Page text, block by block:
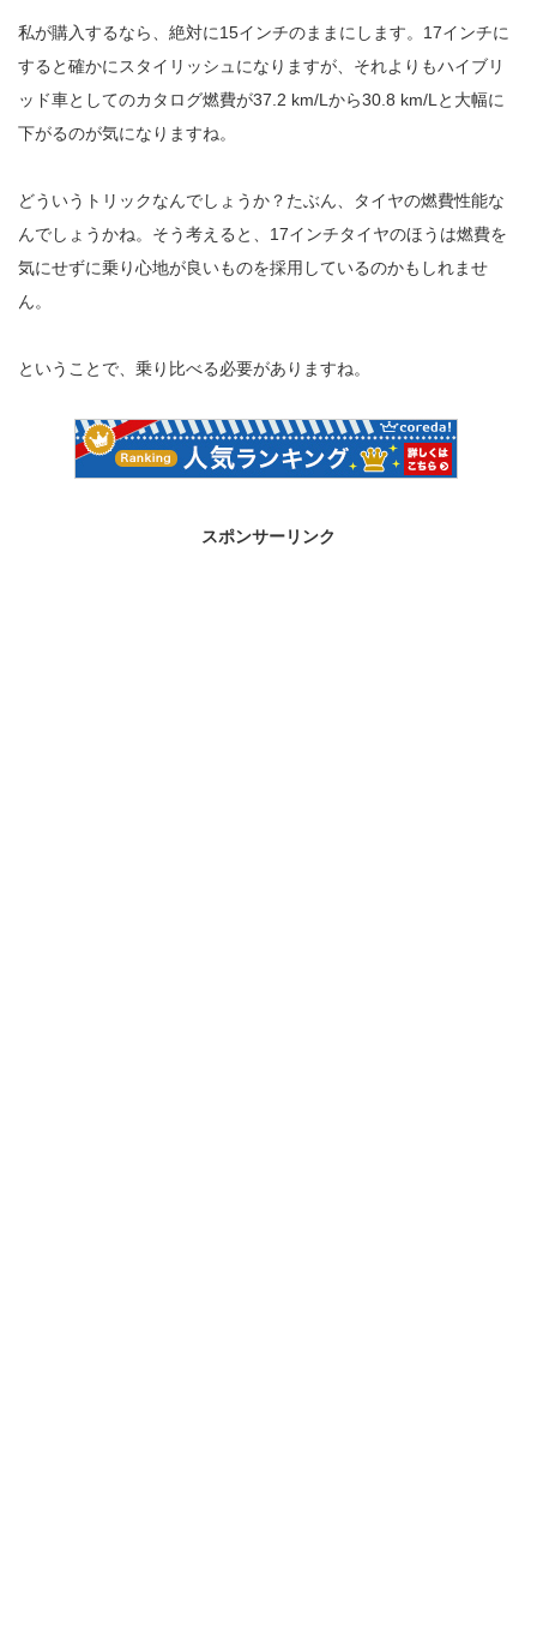
私が購入するなら、絶対に15インチのままにします。17インチに
すると確かにスタイリッシュになりますが、それよりもハイブリ
ッド車としてのカタログ燃費が37.2 km/Lから30.8 km/Lと大幅に
下がるのが気になりますね。
どういうトリックなんでしょうか？たぶん、タイヤの燃費性能な
んでしょうかね。そう考えると、17インチタイヤのほうは燃費を
気にせずに乗り心地が良いものを採用しているのかもしれませ
ん。
ということで、乗り比べる必要がありますね。
スポンサーリンク